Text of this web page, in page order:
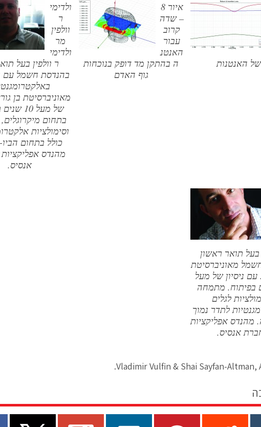
האנטנות
איור 8
– שדה
קרוב
עבור
האנטנ
ה בהתקן מד דופק בנוכחות
גוף האדם
ולדימי
ר
וולפין
מר
ולדימי
ר וולפין בעל
בהנדסת חשמל עם
מאוניברסיטת בן
של מעל
בתחום
וסימולציות
כולל בתחום
מהנדס
אנסיס.
תואר ראשון
מאוניברסיטת
עם ניסיון של מעל
בפיתוח. מתמחה
לגלים
לתדר נמוך
מהנדס אפליקציות
אנסיס.
Vladimir Vulfin & Shai Sayfan-Altman,